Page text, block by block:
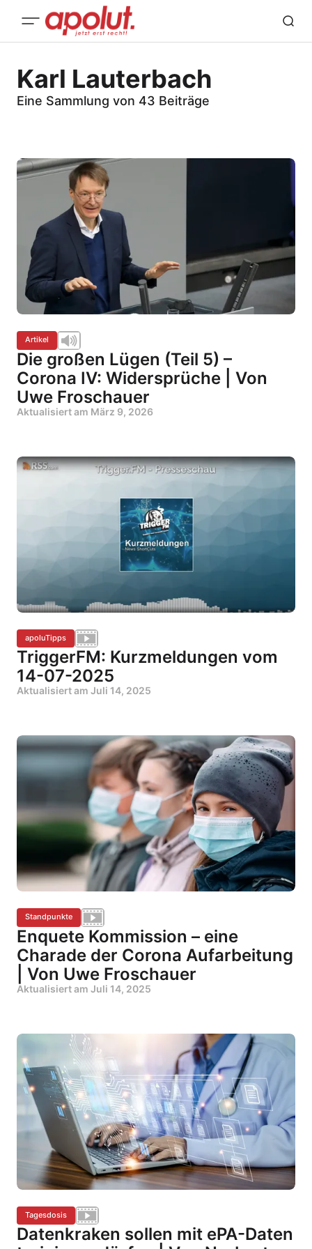
Karl Lauterbach
Eine Sammlung von 43 Beiträge
Artikel
Die großen Lügen (Teil 5) –
Corona IV: Widersprüche | Von
Uwe Froschauer
Aktualisiert am März 9, 2026
apoluTipps
TriggerFM: Kurzmeldungen vom
14-07-2025
Aktualisiert am Juli 14, 2025
Standpunkte
Enquete Kommission – eine
Charade der Corona Aufarbeitung
| Von Uwe Froschauer
Aktualisiert am Juli 14, 2025
Tagesdosis
Datenkraken sollen mit ePA-Daten